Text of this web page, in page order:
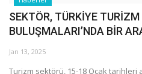
SEKTÖR, TÜRKİYE
BULUŞMALARI’NDA BİR
Jan 13, 2025
Turizm sektörü, 15-18 Ocak tarihleri